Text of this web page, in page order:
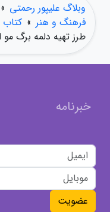
وبلاگ علیپور رحمتی »
فرهنگ و هنر » کتاب
طرز تهیه دلمه برگ
خبرنامه
عضویت